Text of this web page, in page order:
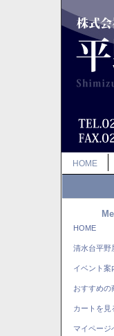
HOME
HOME
清水台平野
イベント案
おすすめの
カートを見
マイページ